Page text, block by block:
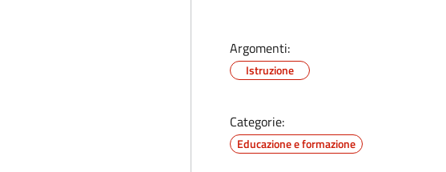
Argomenti:
Istruzione
Categorie:
Educazione e formazione